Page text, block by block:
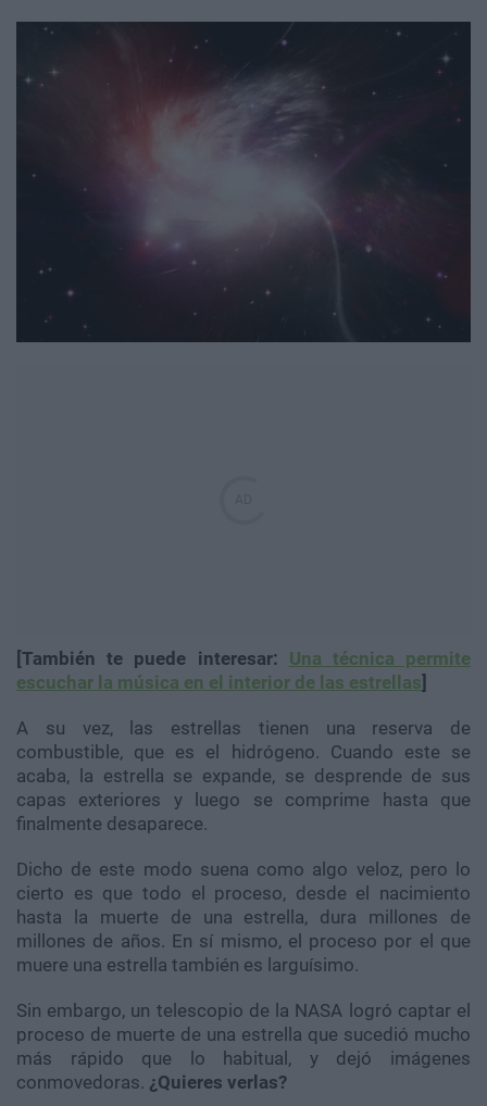
[También te puede interesar: Una técnica permite
escuchar la música en el interior de las estrellas]
A su vez, las estrellas tienen una reserva de
combustible, que es el hidrógeno. Cuando este se
acaba, la estrella se expande, se desprende de sus
capas exteriores y luego se comprime hasta que
finalmente desaparece.
Dicho de este modo suena como algo veloz, pero lo
cierto es que todo el proceso, desde el nacimiento
hasta la muerte de una estrella, dura millones de
millones de años. En sí mismo, el proceso por el que
muere una estrella también es larguísimo.
Sin embargo, un telescopio de la NASA logró captar el
proceso de muerte de una estrella que sucedió mucho
más rápido que lo habitual, y dejó imágenes
conmovedoras. ¿Quieres verlas?